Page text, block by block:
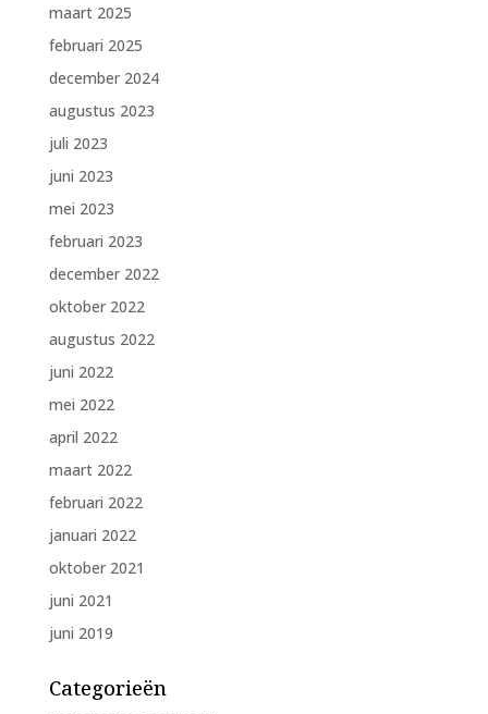
maart 2025
februari 2025
december 2024
augustus 2023
juli 2023
juni 2023
mei 2023
februari 2023
december 2022
oktober 2022
augustus 2022
juni 2022
mei 2022
april 2022
maart 2022
februari 2022
januari 2022
oktober 2021
juni 2021
juni 2019
Categorieën